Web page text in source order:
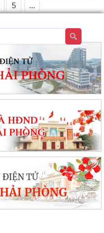
5 ...